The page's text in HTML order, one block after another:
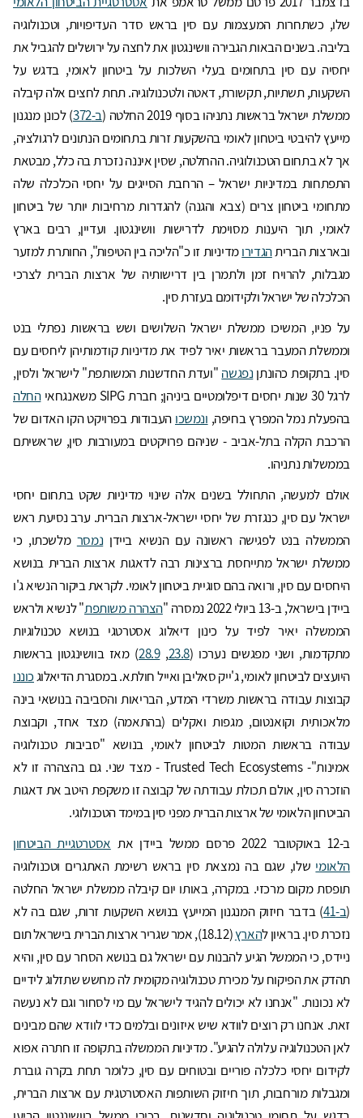
שלו, כשתחרות המעצמות עם סין בראש סדר העדיפויות, וטכנולוגיה
בליבה. בשנים הבאות הגבירה וושינגטון את לחצה על ירושלים להגביל את
יחסיה עם סין בתחומים בעלי השלכות על ביטחון לאומי, בדגש על
השקעות, תשתיות, תקשורת, דאטה ולטכנולוגיה. תחת לחצים אלה קיבלה
ממשלת ישראל בראשות נתניהו בסוף 2019 החלטה (
ב-372
) לכונן מנגנון
מייעץ להיבטי ביטחון לאומי בהשקעות זרות בתחומים הנתונים לרגולציה,
אך לא בתחום הטכנולוגיה. ההחלטה, שסין איננה נזכרת בה כלל, מבטאת
התפתחות במדיניות ישראל – הרחבת הסייגים על יחסי הכלכלה שלה
מתחומי ביטחון צרים (צבא והגנה) להגדרות מרחיבות יותר של ביטחון
לאומי, תוך היענות מסוימת לדרישות וושינגטון. ועדיין, רבים בארץ
ובארצות הבריתהגדירומדיניות זו כ"הליכה בין הטיפות", החותרת למזער
מגבלות, להרויח זמן ולתמרן בין דרישותיה של ארצות הברית לצרכי
הכלכלה של ישראל ולקידומם בעזרת סין.
על פניו, המשיכו ממשלת ישראל השלושים ושש בראשות נפתלי בנט
וממשלת המעבר בראשות יאיר לפיד את מדיניות קודמותיהן ליחסים עם
סין. בתקופת כהונתן נפגשה "ועדת החדשנות המשותפת" לישראל ולסין,
לרגל 30 שנות יחסים דיפלומטיים ביניהן; חברת SIPG משאנגחאי
החלה
בהפעלת נמל המפרץ בחיפה, ונמשכו העבודות בפרויקט הקו האדום של
הרכבת הקלה בתל-אביב - שניהם פרויקטים במעורבות סין, שראשיתם
בממשלות נתניהו.
אולם למעשה, התחולל בשנים אלה שינוי מדיניות שקט בתחום יחסי
ישראל עם סין, כנגזרת של יחסי ישראל-ארצות הברית. ערב נסיעת ראש
הממשלה בנט לפגישה ראשונה עם הנשיא ביידן נמסר מלשכתו, כי
ממשלת ישראל מתייחסת ברצינות רבה לדאגות ארצות הברית בנושא
היחסים עם סין, ורואה בהם סוגיית ביטחון לאומי. לקראת ביקור הנשיא ג'ו
ביידן בישראל, ב-13 ביולי 2022 נמסרה "
הצהרה משותפת" לנשיא ולראש
הממשלה יאיר לפיד על כינון דיאלוג אסטרטגי בנושא טכנולוגיות
מתקדמות, ושני מפגשים נערכו (23.8
,
28.9) מאז בוושינגטון בראשות
היועצים לביטחון לאומי, ג'ייק סאליבן ואייל חולתא. במסגרת הדיאלוגכוננו
קבוצות עבודה בראשות משרדי המדע, הבריאות והסביבה בנושאי בינה
מלאכותית וקואנטום, מגפות ואקלים (בהתאמה) מצד אחד, וקבוצת
עבודה בראשות המטות לביטחון לאומי, בנושא "סביבות טכנולוגיה
אמינות"- Trusted Tech Ecosystems - מצד שני. גם בהצהרה זו לא
הוזכרה סין, אולם תכולת עבודתה של קבוצה זו משקפת היטב את דאגות
הביטחון הלאומי של ארצות הברית מפני סין במימד הטכנולוגי.
ב-12 באוקטובר 2022 פרסם ממשל ביידן את
אסטרטגיית הביטחון
הלאומי שלו, שגם בה נמצאת סין בראש רשימת האתגרים וטכנולוגיה
תופסת מקום מרכזי. במקרה, באותו יום קיבלה ממשלת ישראל החלטה
(ב-41
) בדבר חיזוק המנגנון המייעץ בנושא השקעות זרות, שגם בה לא
נזכרת סין. בראיון להארץ
(18.12), אמר שגריר ארצות הברית בישראל תום
ניידס, כי הממשל הגיע להבנות עם ישראל גם בנושא הסחר עם סין, והיא
תהדק את הפיקוח על מכירת טכנולוגיה מקומית לה מחשש שתזלוג לידיים
לא נכונות. "אנחנו לא יכולים להגיד לישראל עם מי לסחור וגם לא נעשה
זאת. אנחנו רק רוצים לוודא שיש איזונים ובלמים כדי לוודא שהם מבינים
לאן הטכנולוגיה עלולה להגיע". מדיניות הממשלה בתקופה זו חתרה אפוא
לקידום יחסי כלכלה פוריים ובטוחים עם סין, כלומר תחת בקרה גוברת
ומגבלות מורחבות, תוך חיזוק השותפות האסטרטגית עם ארצות הברית,